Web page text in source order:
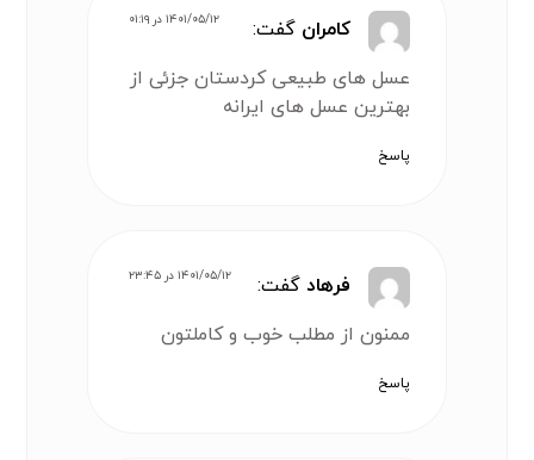
کامران گفت: ۱۴۰۱/۰۵/۱۲ در ۰۱:۱۹
عسل های طبیعی کردستان جزئی از
بهترین عسل های ایرانه
پاسخ
فرهاد گفت: ۱۴۰۱/۰۵/۱۲ در ۲۳:۴۵
ممنون از مطلب خوب و کاملتون
پاسخ